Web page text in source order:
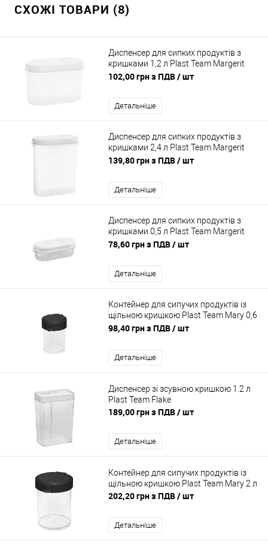
СХОЖІ ТОВАРИ (8)
Диспенсер для сипких продуктів з
кришками 1,2 л Plast Team Margerit
dispenser
102,00 грн з ПДВ/ шт
Детальніше
Диспенсер для сипких продуктів з
кришками 2,4 л Plast Team Margerit
dispenser
139,80 грн з ПДВ/ шт
Детальніше
Диспенсер для сипких продуктів з
кришками 0,5 л Plast Team Margerit
dispenser
78,60 грн з ПДВ/ шт
Детальніше
Контейнер для сипучих продуктів із
щільною кришкою Plast Team Mary 0,6
л
98,40 грн з ПДВ/ шт
Детальніше
Диспенсер зі зсувною кришкою 1.2 л
Plast Team Flake
189,00 грн з ПДВ/ шт
Детальніше
Контейнер для сипучих продуктів із
щільною кришкою Plast Team Mary 2 л
202,20 грн з ПДВ/ шт
Детальніше